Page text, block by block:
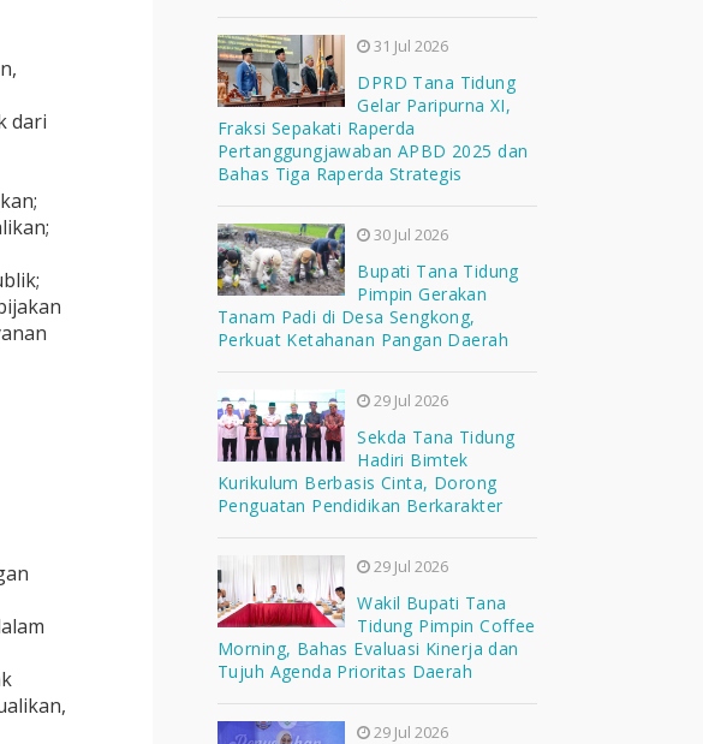
dari
31 Jul 2026
DPRD Tana Tidung
Gelar Paripurna XI,
Fraksi Sepakati Raperda
Pertanggungjawaban APBD 2025 dan
Bahas Tiga Raperda Strategis
30 Jul 2026
Bupati Tana Tidung
Pimpin Gerakan
Tanam Padi di Desa Sengkong,
Perkuat Ketahanan Pangan Daerah
29 Jul 2026
Sekda Tana Tidung
Hadiri Bimtek
Kurikulum Berbasis Cinta, Dorong
Penguatan Pendidikan Berkarakter
29 Jul 2026
Wakil Bupati Tana
Tidung Pimpin Coffee
Morning, Bahas Evaluasi Kinerja dan
Tujuh Agenda Prioritas Daerah
29 Jul 2026